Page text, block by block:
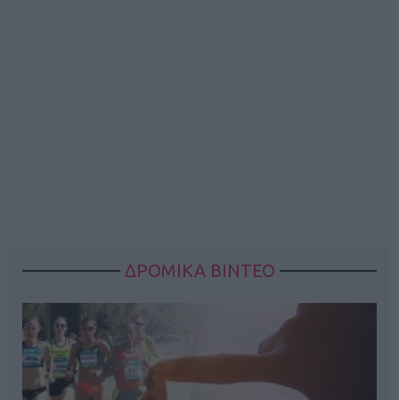
ΔΡΟΜΙΚΑ ΒΙΝΤΕΟ